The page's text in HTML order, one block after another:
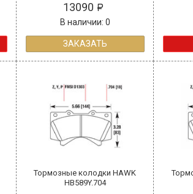
13090
В наличии: 0
ЗАКАЗАТЬ
Тормозные колодки HAWK
HB589Y.704